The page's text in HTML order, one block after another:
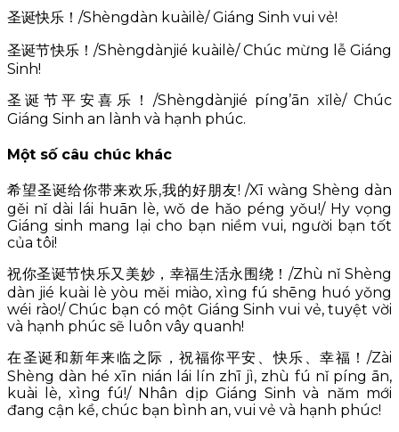
圣诞快乐！/Shèngdàn kuàilè/ Giáng Sinh vui vẻ!
圣诞节快乐！/Shèngdànjié kuàilè/ Chúc mừng lễ Giáng
Sinh!
圣诞节平安喜乐！/Shèngdànjié píng’ān xǐlè/ Chúc
Giáng Sinh an lành và hạnh phúc.
Một số câu chúc khác
希望圣诞给你带来欢乐,我的好朋友! /Xī wàng Shèng dàn
gěi nǐ dài lái huān lè, wǒ de hǎo péng yǒu!/ Hy vọng
Giáng sinh mang lại cho bạn niềm vui, người bạn tốt
của tôi!
祝你圣诞节快乐又美妙，幸福生活永围绕！/Zhù nǐ Shèng
dàn jié kuài lè yòu měi miào, xìng fú shēng huó yǒng
wéi rào!/ Chúc bạn có một Giáng Sinh vui vẻ, tuyệt vời
và hạnh phúc sẽ luôn vây quanh!
在圣诞和新年来临之际，祝福你平安、快乐、幸福！/Zài
Shèng dàn hé xīn nián lái lín zhī jì, zhù fú nǐ píng ān,
kuài lè, xìng fú!/ Nhân dịp Giáng Sinh và năm mới
đang cận kề, chúc bạn bình an, vui vẻ và hạnh phúc!